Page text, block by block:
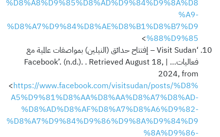
%D8%A8%D9%85%D8%AD%D9%84%D9%8A%D8
%A9-
%D8%A7%D9%84%D8%AE%D8%B1%D8%B7%D9
%88%D9%85
>
‘Visit Sudan – إفتتاح حدائق (النيلين) بمواصفات عالمية مع
فعاليات… | Facebook’. (n.d.). . Retrieved August 18,
2024, from
<https://www.facebook.com/visitsudan/posts/%D8%
A5%D9%81%D8%AA%D8%AA%D8%A7%D8%AD-
%D8%AD%D8%AF%D8%A7%D8%A6%D9%82-
%D8%A7%D9%84%D9%86%D9%8A%D9%84%D9
%8A%D9%86-